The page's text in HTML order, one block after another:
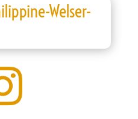
Welser-